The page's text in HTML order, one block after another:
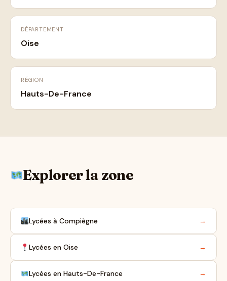
DÉPARTEMENT
Oise
RÉGION
Hauts-De-France
Explorer la zone
Lycées à Compiègne →
Lycées en Oise →
Lycées en Hauts-De-France →